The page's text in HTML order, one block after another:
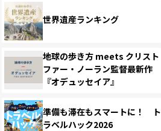
世界遺産ランキング
地球の歩き方 meets クリスト
ファー・ノーラン監督最新作
『オデュッセイア』
準備も滞在もスマートに！ ト
ラベルハック2026